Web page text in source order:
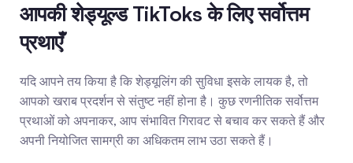
आपकी शेड्यूल्ड TikToks के लिए सर्वोत्तम
प्रथाएँ
यदि आपने तय किया है कि शेड्यूलिंग की सुविधा इसके लायक है, तो
आपको खराब प्रदर्शन से संतुष्ट नहीं होना है। कुछ रणनीतिक सर्वोत्तम
प्रथाओं को अपनाकर, आप संभावित गिरावट से बचाव कर सकते हैं और
अपनी नियोजित सामग्री का अधिकतम लाभ उठा सकते हैं।